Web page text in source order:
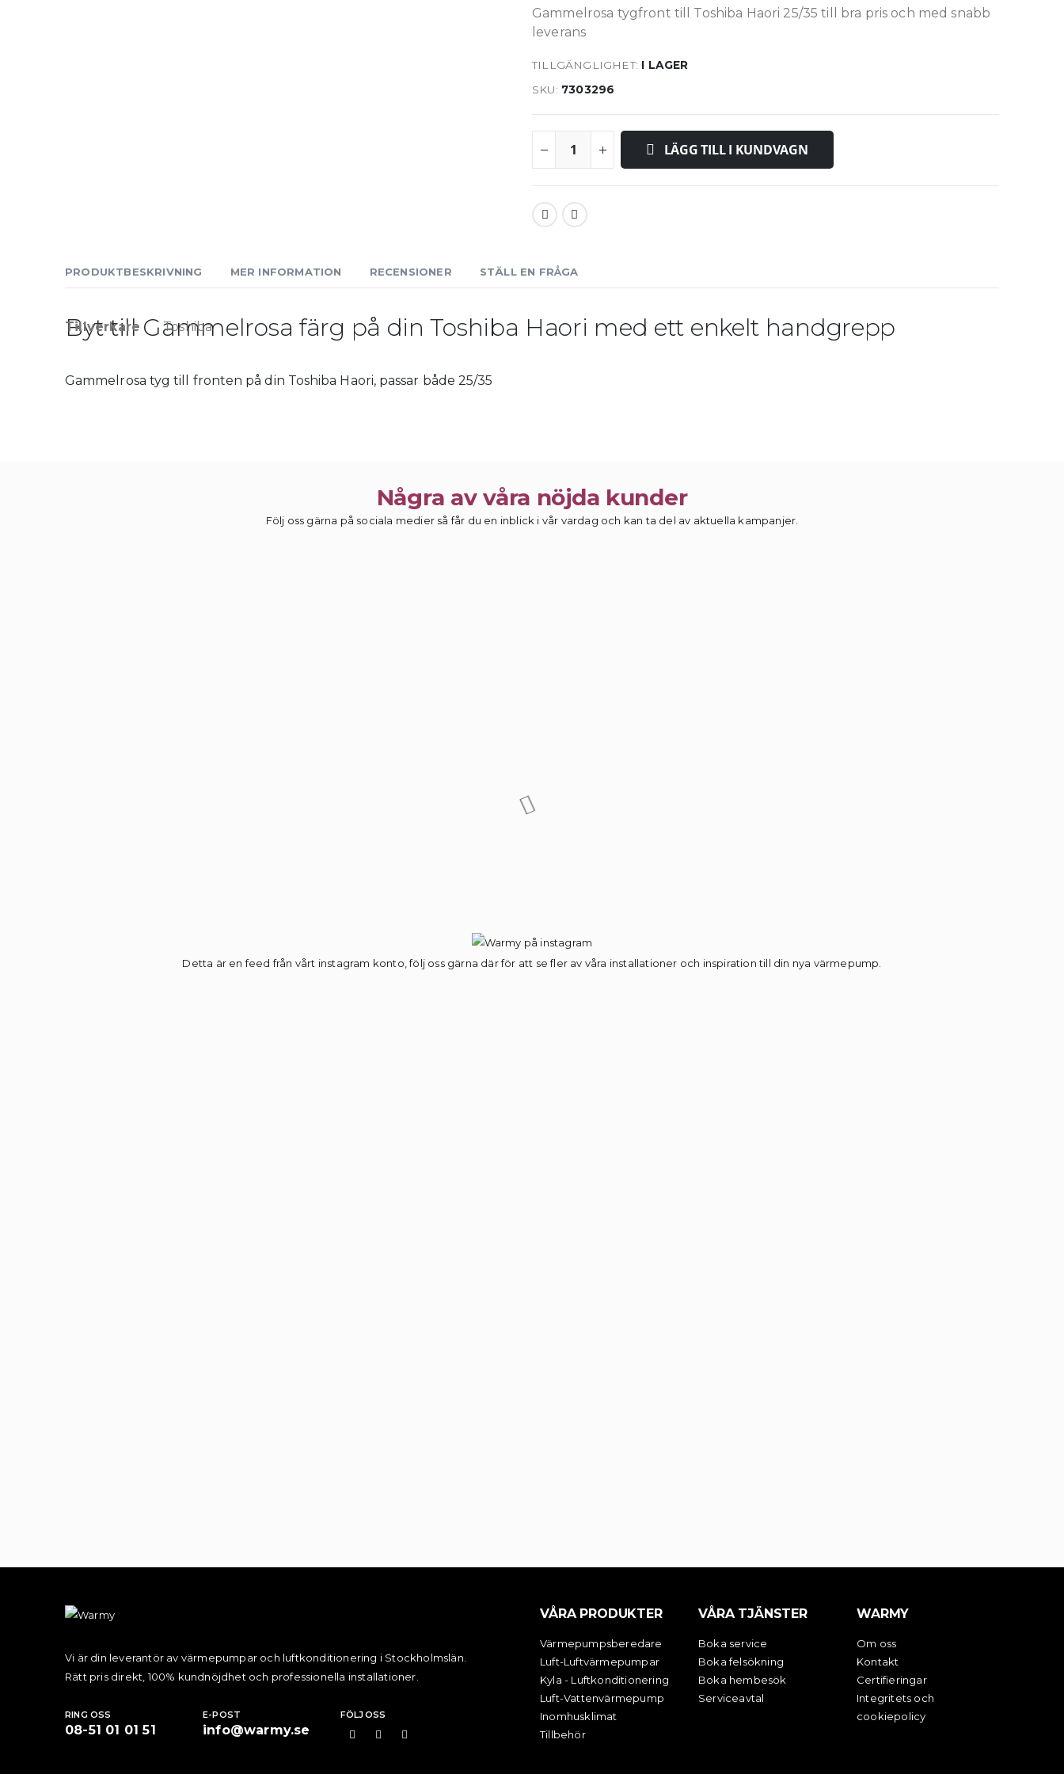
Gammelrosa tygfront till Toshiba Haori 25/35 till bra pris och med snabb
leverans
TILLGÄNGLIGHET: I LAGER
SKU
7303296
LÄGG TILL I KUNDVAGN
PRODUKTBESKRIVNING
Byt till Gammelrosa färg på din Toshiba Haori med ett enkelt handgrepp
Gammelrosa tyg till fronten på din Toshiba Haori, passar både 25/35
MER INFORMATION
Mer
information
Tillverkare Toshiba
RECENSIONER STÄLL EN FRÅGA
Några av våra nöjda kunder
Följ oss gärna på sociala medier så får du en inblick i vår vardag och kan ta del av aktuella kampanjer.
Detta är en feed från vårt instagram konto, följ oss gärna där för att se fler av våra installationer och inspiration till din nya värmepump.
Vi är din leverantör av värmepumpar och luftkonditionering i Stockholmslän.
Rätt pris direkt, 100% kundnöjdhet och professionella installationer.
RING OSS
08-51 01 01 51
E-POST
info@warmy.se
FÖLJ OSS
VÅRA PRODUKTER
Värmepumpsberedare
Luft-Luftvärmepumpar
Kyla - Luftkonditionering
Luft-Vattenvärmepump
Inomhusklimat
Tillbehör
VÅRA TJÄNSTER
Boka service
Boka felsökning
Boka hembesök
Serviceavtal
WARMY
Om oss
Kontakt
Certifieringar
Integritets och
cookiepolicy